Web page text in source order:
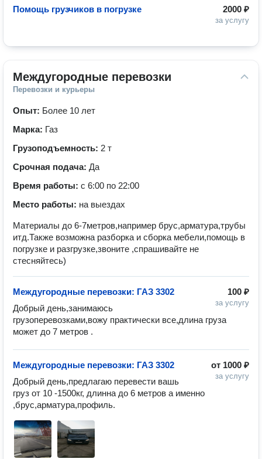
2000 ₽
за услугу
Помощь грузчиков в погрузке
Междугородные перевозки
Перевозки и курьеры
Опыт: Более 10 лет
Марка: Газ
Грузоподъемность: 2 т
Срочная подача: Да
Время работы: с 6:00 по 22:00
Место работы: на выездах
Материалы до 6-7метров,например брус,арматура,трубы
итд.Также возможна разборка и сборка мебели,помощь в
погрузке и разгрузке,звоните ,спрашивайте не
стесняйтесь)
100 ₽
за услугу
Междугородные перевозки: ГАЗ 3302
Добрый день,занимаюсь
грузоперевозками,вожу практически все,длина груза
может до 7 метров .
от 1000 ₽
за услугу
Междугородные перевозки: ГАЗ 3302
Добрый день,предлагаю перевести вашь
груз от 10 -1500кг, длинна до 6 метров а именно
,брус,арматура,профиль.